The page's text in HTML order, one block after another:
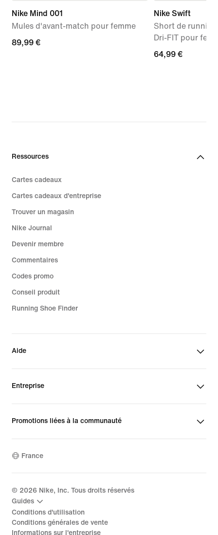
Nike Mind 001
Mules d'avant-match pour femme
89,99 €
89,99 €
Nike Swift
Short de
Dri-FIT pour
64,99 €
64,99 €
Ressources
Cartes cadeaux
Cartes cadeaux d'entreprise
Trouver un magasin
Nike Journal
Devenir membre
Commentaires
Codes promo
Conseil produit
Running Shoe Finder
Aide
Entreprise
Promotions liées à la communauté
France
© 2026 Nike, Inc. Tous droits réservés
Guides
Conditions d'utilisation
Conditions générales de vente
Informations sur l'entreprise